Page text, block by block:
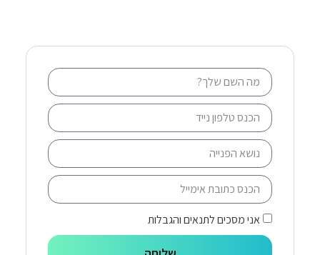
אני מסכים לתנאים והגבלות